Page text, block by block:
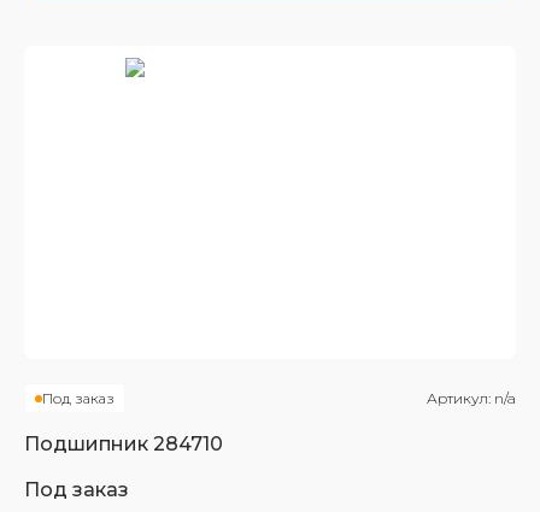
Под заказ Артикул: n/a
Подшипник 284710
Под заказ